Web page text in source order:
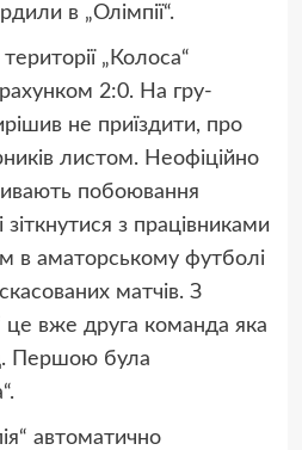
в „Олімпії“.
„Колоса“
рахунком 2:0. На гру-
не приїздити, про
листом. Неофіційно
побоювання
зіткнутися з працівниками
в аматорському футболі
матчів. З
це вже друга команда яка
Першою була
автоматично